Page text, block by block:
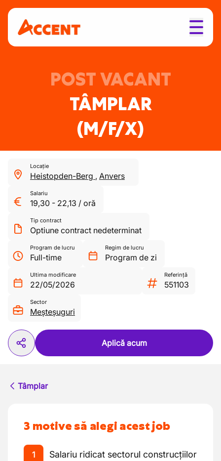
POST VACANT
TÂMPLAR
(M/F/X)
Locație
Heistopden-Berg , Anvers
Salariu
19,30 - 22,13 / oră
Tip contract
Optiune contract nedeterminat
Program de lucru
Full-time
Regim de lucru
Program de zi
Ultima modificare
22/05/2026
Referință
551103
Sector
Meșteșuguri
Aplică acum
Tâmplar
3 motive să alegi acest job
1 Salariu ridicat sectorul construcțiilor